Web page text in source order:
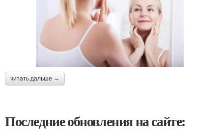
читать дальше →
Последние обновления на сайте: